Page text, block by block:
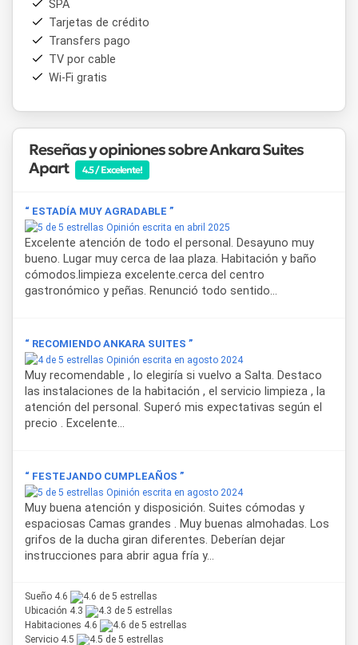
En cuanto a los servicios,
estacionamiento privado gratuito dentro del alojamiento,
servicio de limpieza y mantenimiento, brindando practicidad
y tranquilidad a sus huéspedes. Además, su ubicación
cercana a puntos de interés como el
Bernardopermite acceder fácilmente a los principales
ElegirAnkara Suitescomo alojamiento en Salta es optar
por un apart moderno, bien ubicado y preparado para brindar
turismo como por motivos laborales.
SPA
Tarjetas de crédito
Transfers pago
TV por cable
Wi-Fi gratis
Reseñas y opiniones sobre Ankara Suites
Apart
4.5 / Excelente!
“ ESTADÍA MUY AGRADABLE ”
Opinión escrita en abril 2025
Excelente atención de todo el personal. Desayuno muy
bueno. Lugar muy cerca de laa plaza. Habitación y baño
cómodos.limpieza excelente.cerca del centro
gastronómico y peñas. Renunció todo sentido...
“ RECOMIENDO ANKARA SUITES ”
Opinión escrita en agosto 2024
Muy recomendable , lo elegiría si vuelvo a Salta. Destaco
las instalaciones de la habitación , el servicio limpieza , la
atención del personal. Superó mis expectativas según el
precio . Excelente...
“ FESTEJANDO CUMPLEAÑOS ”
Opinión escrita en agosto 2024
Muy buena atención y disposición. Suites cómodas y
espaciosas Camas grandes . Muy buenas almohadas. Los
grifos de la ducha giran diferentes. Deberían dejar
instrucciones para abrir agua fría y...
Sueño 4.6
Ubicación 4.3
Habitaciones 4.6
Servicio 4.5